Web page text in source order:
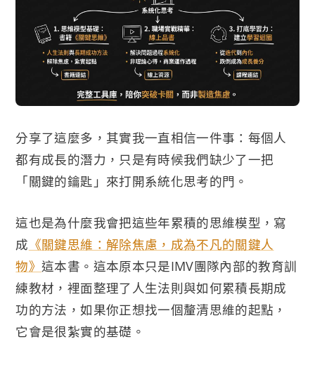
分享了這麼多，其實我一直相信一件事：每個人
都有成長的潛力，只是有時候我們缺少了一把
「關鍵的鑰匙」來打開系統化思考的門。
這也是為什麼我會把這些年累積的思維模型，寫
成 《關鍵思維：解除焦慮，成為不凡的關鍵人
物》這本書。這本原本只是IMV團隊內部的教育訓
練教材，裡面整理了人生法則與如何累積長期成
功的方法，如果你正想找一個釐清思維的起點，
它會是很紮實的基礎。